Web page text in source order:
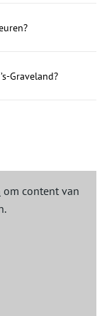
Graveland?
om content van